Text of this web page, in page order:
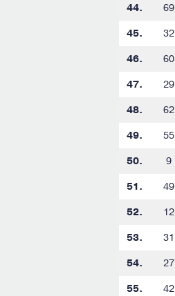
44.
69
45.
32
46.
60
47.
29
48.
62
49.
55
50.
9
51.
49
52.
12
53.
31
54.
27
55.
42